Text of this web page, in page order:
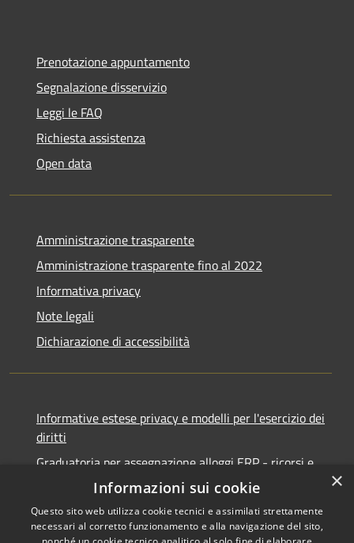
Prenotazione appuntamento
Segnalazione disservizio
Leggi le FAQ
Richiesta assistenza
Open data
Amministrazione trasparente
Amministrazione trasparente fino al 2022
Informativa privacy
Note legali
Dichiarazione di accessibilità
Informative estese privacy e modelli per l'esercizio dei
diritti
Graduatoria per assegnazione alloggi ERP - ricorsi e
×
Informazioni sui cookie
Questo sito web utilizza cookie tecnici e assimilati strettamente
necessari al corretto funzionamento e alla navigazione del sito,